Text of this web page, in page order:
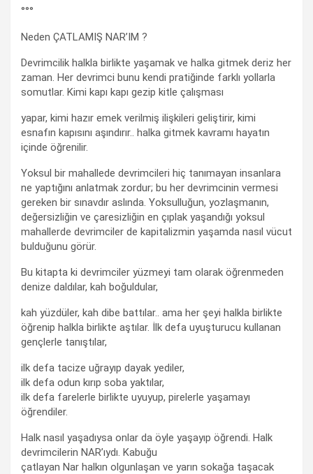
°°°
Neden ÇATLAMIŞ NAR’IM ?
Devrimcilik halkla birlikte yaşamak ve halka gitmek deriz her
zaman. Her devrimci bunu kendi pratiğinde farklı yollarla
somutlar. Kimi kapı kapı gezip kitle çalışması
yapar, kimi hazır emek verilmiş ilişkileri geliştirir, kimi
esnafın kapısını aşındırır.. halka gitmek kavramı hayatın
içinde öğrenilir.
Yoksul bir mahallede devrimcileri hiç tanımayan insanlara
ne yaptığını anlatmak zordur; bu her devrimcinin vermesi
gereken bir sınavdır aslında. Yoksulluğun, yozlaşmanın,
değersizliğin ve çaresizliğin en çıplak yaşandığı yoksul
mahallerde devrimciler de kapitalizmin yaşamda nasıl vücut
bulduğunu görür.
Bu kitapta ki devrimciler yüzmeyi tam olarak öğrenmeden
denize daldılar, kah boğuldular,
kah yüzdüler, kah dibe battılar.. ama her şeyi halkla birlikte
öğrenip halkla birlikte aştılar. İlk defa uyuşturucu kullanan
gençlerle tanıştılar,
ilk defa tacize uğrayıp dayak yediler,
ilk defa odun kırıp soba yaktılar,
ilk defa farelerle birlikte uyuyup, pirelerle yaşamayı
öğrendiler.
Halk nasıl yaşadıysa onlar da öyle yaşayıp öğrendi. Halk
devrimcilerin NAR’ıydı. Kabuğu
çatlayan Nar halkın olgunlaşan ve yarın sokağa taşacak